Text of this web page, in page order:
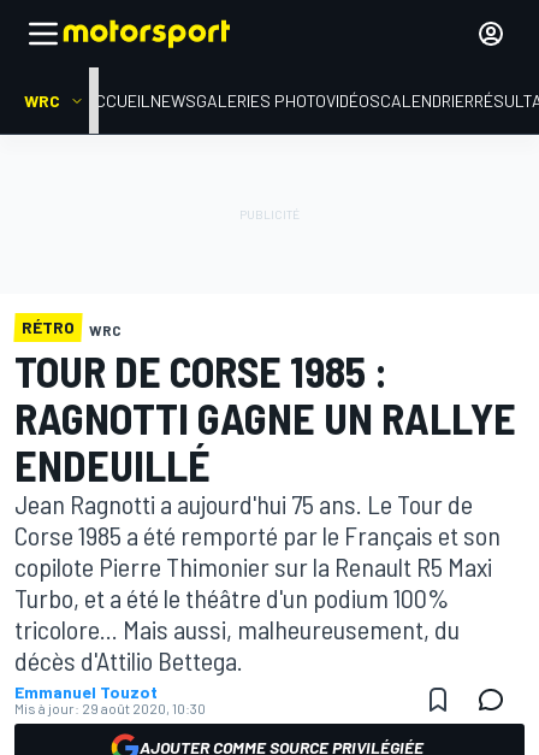
WRC ACCUEIL NEWSGALERIES PHOTOVIDÉOSCALENDRIER
RÉTRO WRC
TOUR DE CORSE 1985 :
RAGNOTTI GAGNE UN RALLYE
ENDEUILLÉ
Jean Ragnotti a aujourd'hui 75 ans. Le Tour de
Corse 1985 a été remporté par le Français et son
copilote Pierre Thimonier sur la Renault R5 Maxi
Turbo, et a été le théâtre d'un podium 100%
tricolore... Mais aussi, malheureusement, du
décès d'Attilio Bettega.
Emmanuel Touzot
Mis à jour: 29 août 2020, 10:30
AJOUTER COMME SOURCE PRIVILÉGIÉE